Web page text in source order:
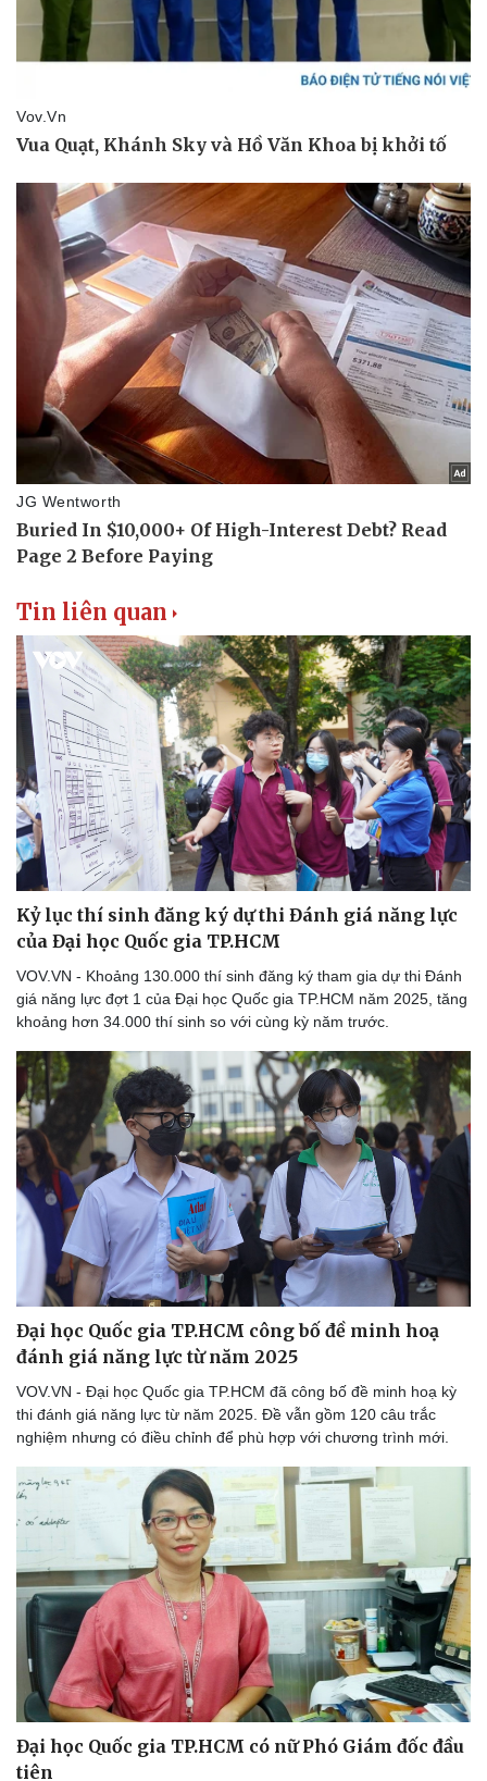
Thể thao
Bóng đá
Lịch thi đấu bóng đá
Thế giới thể thao
eSports
Hậu trường
Ô tô - Xe máy
Ô tô
Xe máy
Tư vấn
Tin liên quan
Kỷ lục thí sinh đăng ký dự thi Đánh giá năng lực
của Đại học Quốc gia TP.HCM
VOV.VN - Khoảng 130.000 thí sinh đăng ký tham gia dự thi Đánh
giá năng lực đợt 1 của Đại học Quốc gia TP.HCM năm 2025, tăng
khoảng hơn 34.000 thí sinh so với cùng kỳ năm trước.
Đại học Quốc gia TP.HCM công bố đề minh hoạ
đánh giá năng lực từ năm 2025
VOV.VN - Đại học Quốc gia TP.HCM đã công bố đề minh hoạ kỳ
thi đánh giá năng lực từ năm 2025. Đề vẫn gồm 120 câu trắc
nghiệm nhưng có điều chỉnh để phù hợp với chương trình mới.
Đại học Quốc gia TP.HCM có nữ Phó Giám đốc đầu
tiên